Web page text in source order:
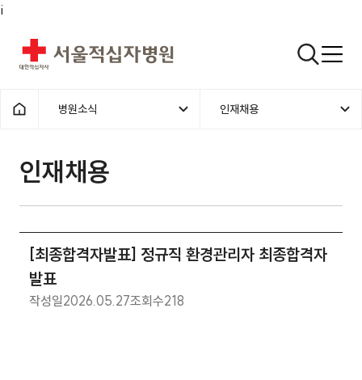
i
서울적십자병원 검색열기
홈으로 1차메뉴
병원소식 2차메뉴
인재채용
인재채용 | 병원소식 | [최종합격
인재채용
[최종합격자발표] 정규직 환경관리자 최종합격자
발표
작성일2026.05.27조회수218